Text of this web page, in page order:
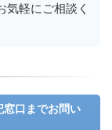
気軽にご相談く
窓口までお問い